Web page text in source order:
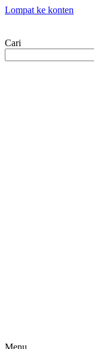
Lompat ke konten
Cari
Menu